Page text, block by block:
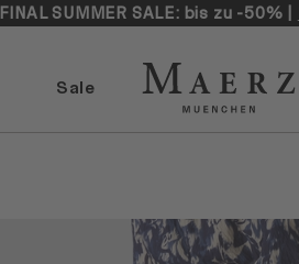
FINAL SUMMER SALE: bis zu -50% |
Sale